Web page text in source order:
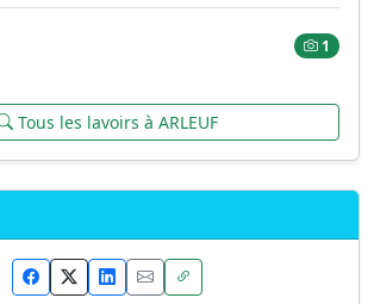
1
Tous les lavoirs à ARLEUF